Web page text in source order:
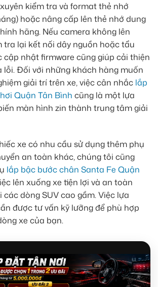
kiểm tra và format thẻ nhớ
hoặc nâng cấp lên thẻ nhớ dung
hãng. Nếu camera không lên
tra lại kết nối dây nguồn hoặc tẩu
cập nhật firmware cũng giúp cải thiện
lỗi. Đối với những khách hàng muốn
giải trí trên xe, việc cân nhắc lắp
Quận Tân Bình cũng là một lựa
màn hình zin thành trung tâm giải
xe có nhu cầu sử dụng thêm phụ
an toàn khác, chúng tôi cũng
lắp bậc bước chân Santa Fe Quận
lên xuống xe tiện lợi và an toàn
các dòng SUV cao gầm. Việc lựa
được tư vấn kỹ lưỡng để phù hợp
xe của bạn.